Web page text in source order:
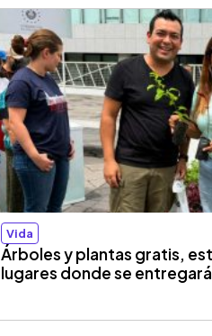
Vida
Árboles y plantas gratis,
lugares donde se